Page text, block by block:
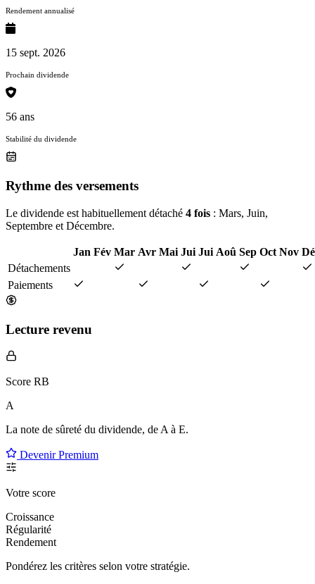
Rendement annualisé
15 sept. 2026
Prochain dividende
56 ans
Stabilité du dividende
Rythme des versements
Le dividende est habituellement détaché 4 fois : Mars, Juin,
Septembre et Décembre.
Jan Fév Mar Avr Mai Jui Jui Aoû Sep Oct Nov
Détachements
Paiements
Lecture revenu
Score RB
A
La note de sûreté du dividende, de A à E.
Devenir Premium
Votre score
Croissance
Régularité
Rendement
Pondérez les critères selon votre stratégie.